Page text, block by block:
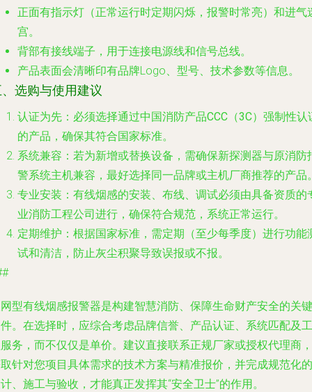
正面有指示灯（正常运行时定期闪烁，报警时常亮）和进气
宫。
背部有接线端子，用于连接电源线和信号总线。
产品表面会清晰印有品牌Logo、型号、技术参数等信息。
选购与使用建议
认证为先 ：必须选择通过中国消防产品CCC（3C）强制性认
的产品，确保其符合国家标准。
系统兼容 ：若为新增或替换设备，需确保新探测器与原消防
警系统主机兼容 ，最好选择同一品牌或主机厂商推荐的产品
专业安装 ：有线烟感的安装、布线、调试必须由具备资质的
业消防工程公司进行，确保符合规范，系统正常运行。
定期维护 ：根据国家标准，需定期（至少每季度）进行功能
试和清洁，防止灰尘积聚导致误报或不报。
型有线烟感报警器是构建智慧消防、保障生命财产安全的关键
。在选择时，应综合考虑品牌信誉、产品认证、系统匹配及工
务，而不仅仅是单价。建议直接联系正规厂家或授权代理商，
针对您项目具体需求的技术方案与精准报价，并完成规范化的
、施工与验收，才能真正发挥其“安全卫士”的作用。